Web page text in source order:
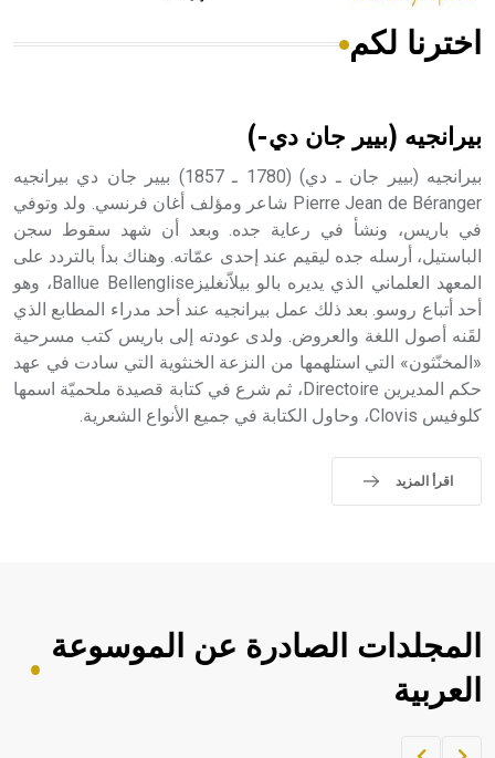
هل تعلم أن الأبسيد كلمة فرنسية اللفظ تم اعتمادها مصطلحاً
- هل تعلم أن أبجر Abgar اسم معروف جيداً يعود إلى عدد من
الملوك الذين حكموا مدينة إديسا (الرها) من أبجر الأول وحتى
التاسع، وهم ينتسبون إلى أسرة أوسروين
- هل تعلم أن الأبجدية الكنعانية تتألف من /22/ علامة كتابية
sign تكتب منفصلة غير متصلة، وتعتمد المبدأ الأكوروفوني،
اخترنا لكم
بيرانجيه (بيير جان دي-)
بيرانجيه (بيير جان ـ دي) (1780 ـ 1857) بيير جان دي بيرانجيه
Pierre Jean de Béranger شاعر ومؤلف أغان فرنسي. ولد وتوفي
في باريس، ونشأ في رعاية جده. وبعد أن شهد سقوط سجن
الباستيل، أرسله جده ليقيم عند إحدى عمّاته. وهناك بدأ بالتردد على
المعهد العلماني الذي يديره بالو بيلاّنغليزBallue Bellenglise، وهو
أحد أتباع روسو. بعد ذلك عمل بيرانجيه عند أحد مدراء المطابع الذي
لقَنه أصول اللغة والعروض. ولدى عودته إلى باريس كتب مسرحية
«المخنّثون» التي استلهمها من النزعة الخنثوية التي سادت في عهد
حكم المديرين Directoire، ثم شرع في كتابة قصيدة ملحميّة اسمها
كلوفيس Clovis، وحاول الكتابة في جميع الأنواع الشعرية.
اقرأ المزيد
المجلدات الصادرة عن الموسوعة
العربية